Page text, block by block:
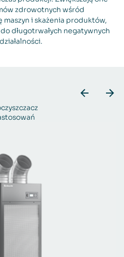
zdrowotnych wśród
maszyn i skażenia produktów,
długotrwałych negatywnych